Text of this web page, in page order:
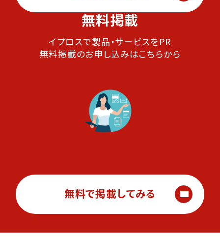
無料掲載
イプロスで製品・サービスをPR
無料掲載のお申し込みはこちらから
無料で掲載してみる